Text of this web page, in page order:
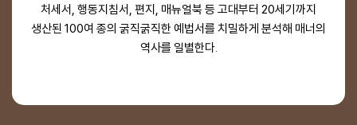
처세서, 행동지침서, 편지, 매뉴얼북 등 고대부터 20세기까지
생산된 100여 종의 굵직굵직한 예법서를 치밀하게 분석해 매너의
역사를 일별한다.
미니어처다.” 대수롭지 않게 지나치지만 사실은 인류 수천 년의
역사가 얽혀 있는 국기와 깃발. 그 변천사를 따라가며 세계를 보는
방식을 뒤바꿀 책
에 엄정한 신뢰성까지! 모든 기록을 한 줄 한 줄 들여다본 박시백의
장인 정신은 독자를 한반도 역사상 가장 역동적인 나라 '고려'로
초대한다
냉전을 산업혁명에 뿌리를 두고 세계 곳곳에서 지속해서 반향을
미치고 있는 전 지구적 이데올로기 대결로 이해해야 한다고
주장한다.
삼국시대를 거쳐 고려와 조선까지, 시대별 흥망성쇠를 따라가다
보면 오늘날을 살아가기 위해 꼭 필요한 한국사가 이 책 한 권으로
단숨에 정리되는 기적을 경험하게 될 것이다.
처세서, 행동지침서, 편지, 매뉴얼북 등 고대부터 20세기까지
생산된 100여 종의 굵직굵직한 예법서를 치밀하게 분석해 매너의
역사를 일별한다.
미니어처다.” 대수롭지 않게 지나치지만 사실은 인류 수천 년의
역사가 얽혀 있는 국기와 깃발. 그 변천사를 따라가며 세계를 보는
방식을 뒤바꿀 책